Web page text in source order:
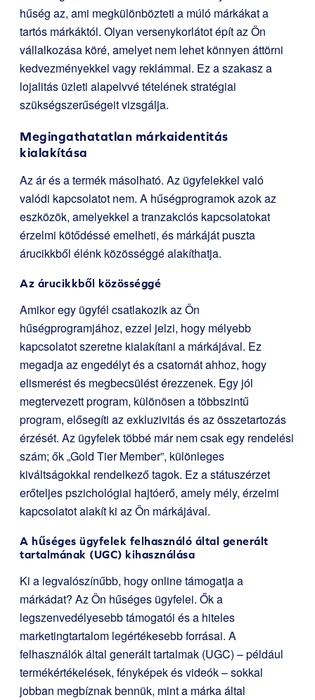
hűség az, ami megkülönbözteti a múló márkákat a
tartós márkáktól. Olyan versenykorlátot épít az Ön
vállalkozása köré, amelyet nem lehet könnyen áttörni
kedvezményekkel vagy reklámmal. Ez a szakasz a
lojalitás üzleti alapelvvé tételének stratégiai
szükségszerűségeit vizsgálja.
Megingathatatlan márkaidentitás
kialakítása
Az ár és a termék másolható. Az ügyfelekkel való
valódi kapcsolatot nem. A hűségprogramok azok az
eszközök, amelyekkel a tranzakciós kapcsolatokat
érzelmi kötődéssé emelheti, és márkáját puszta
árucikkből élénk közösséggé alakíthatja.
Az árucikkből közösséggé
Amikor egy ügyfél csatlakozik az Ön
hűségprogramjához, ezzel jelzi, hogy mélyebb
kapcsolatot szeretne kialakítani a márkájával. Ez
megadja az engedélyt és a csatornát ahhoz, hogy
elismerést és megbecsülést érezzenek. Egy jól
megtervezett program, különösen a többszintű
program, elősegíti az exkluzivitás és az összetartozás
érzését. Az ügyfelek többé már nem csak egy rendelési
szám; ők „Gold Tier Member”, különleges
kiváltságokkal rendelkező tagok. Ez a státuszérzet
erőteljes pszichológiai hajtóerő, amely mély, érzelmi
kapcsolatot alakít ki az Ön márkájával.
A hűséges ügyfelek felhasználó által generált
tartalmának (UGC) kihasználása
Ki a legvalószínűbb, hogy online támogatja a
márkádat? Az Ön hűséges ügyfelei. Ők a
legszenvedélyesebb támogatói és a hiteles
marketingtartalom legértékesebb forrásai. A
felhasználók által generált tartalmak (UGC) – például
termékértékelések, fényképek és videók – sokkal
jobban megbíznak bennük, mint a márka által